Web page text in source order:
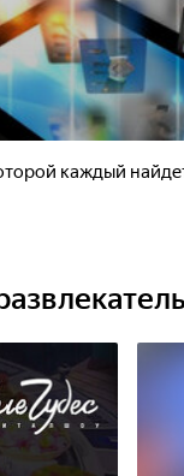
каждый